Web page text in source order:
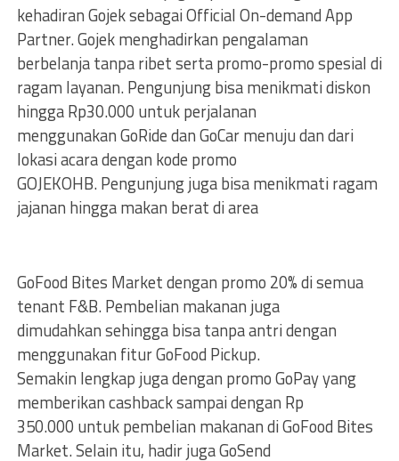
kehadiran Gojek sebagai Official On-demand App
Partner. Gojek menghadirkan pengalaman
berbelanja tanpa ribet serta promo-promo spesial di
ragam layanan. Pengunjung bisa menikmati diskon
hingga Rp30.000 untuk perjalanan
menggunakan GoRide dan GoCar menuju dan dari
lokasi acara dengan kode promo
GOJEKOHB. Pengunjung juga bisa menikmati ragam
jajanan hingga makan berat di area
GoFood Bites Market dengan promo 20% di semua
tenant F&B. Pembelian makanan juga
dimudahkan sehingga bisa tanpa antri dengan
menggunakan fitur GoFood Pickup.
Semakin lengkap juga dengan promo GoPay yang
memberikan cashback sampai dengan Rp
350.000 untuk pembelian makanan di GoFood Bites
Market. Selain itu, hadir juga GoSend